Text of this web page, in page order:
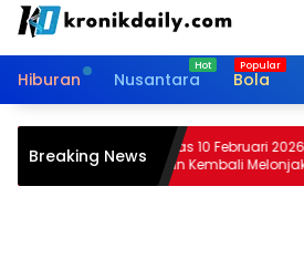
Hiburan Nusantara Bola
Breaking News
Harga Emas 10 Februari 2026:
Pegadaian Kembali Melonjak